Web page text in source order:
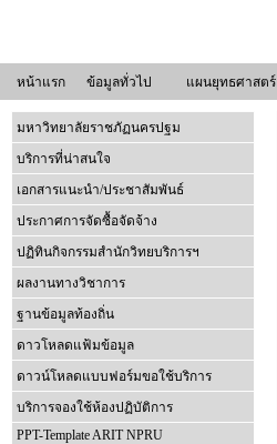
หน้าแรก ข้อมูลทั่วไป แผนยุทธศาสตร์
มหาวิทยาลัยราชภัฏนครปฐม
บริการที่น่าสนใจ
เอกสารแนะนำ/ประชาสัมพันธ์
ประกาศการจัดซื้อจัดจ้าง
ปฏิทินกิจกรรมสำนักวิทยบริการฯ
ผลงานทางวิชาการ
ฐานข้อมูลท้องถิ่น
ดาวโหลดแฟ้มข้อมูล
ดาวน์โหลดแบบฟอร์มขอใช้บริการ
บริการจองใช้ห้องปฏิบัติการ
PPT-Template ARIT NPRU